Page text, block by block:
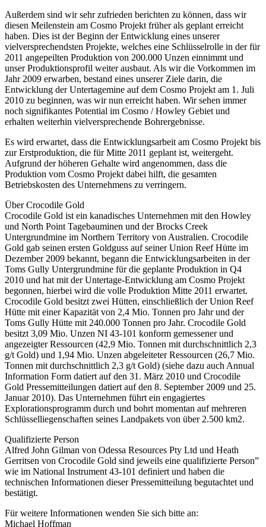
Außerdem sind wir sehr zufrieden berichten zu können, dass wir
diesen Meilenstein am Cosmo Projekt früher als geplant erreicht
haben. Dies ist der Beginn der Entwicklung eines unserer
vielversprechendsten Projekte, welches eine Schlüsselrolle in der für
2011 angepeilten Produktion von 200.000 Unzen einnimmt und
unser Produktionsprofil weiter ausbaut. Als wir die Vorkommen im
Jahr 2009 erwarben, bestand eines unserer Ziele darin, die
Entwicklung der Untertagemine auf dem Cosmo Projekt am 1. Juli
2010 zu beginnen, was wir nun erreicht haben. Wir sehen immer
noch signifikantes Potential im Cosmo / Howley Gebiet und
erhalten weiterhin vielversprechende Bohrergebnisse.
Es wird erwartet, dass die Entwicklungsarbeit am Cosmo Projekt bis
zur Erstproduktion, die für Mitte 2011 geplant ist, weitergeht.
Aufgrund der höheren Gehalte wird angenommen, dass die
Produktion vom Cosmo Projekt dabei hilft, die gesamten
Betriebskosten des Unternehmens zu verringern.
Über Crocodile Gold
Crocodile Gold ist ein kanadisches Unternehmen mit den Howley
und North Point Tagebauminen und der Brocks Creek
Untergrundmine im Northern Territory von Australien. Crocodile
Gold gab seinen ersten Goldguss auf seiner Union Reef Hütte im
Dezember 2009 bekannt, begann die Entwicklungsarbeiten in der
Toms Gully Untergrundmine für die geplante Produktion in Q4
2010 und hat mit der Untertage-Entwicklung am Cosmo Projekt
begonnen, hierbei wird die volle Produktion Mitte 2011 erwartet.
Crocodile Gold besitzt zwei Hütten, einschließlich der Union Reef
Hütte mit einer Kapazität von 2,4 Mio. Tonnen pro Jahr und der
Toms Gully Hütte mit 240.000 Tonnen pro Jahr. Crocodile Gold
besitzt 3,09 Mio. Unzen NI 43-101 konform gemessener und
angezeigter Ressourcen (42,9 Mio. Tonnen mit durchschnittlich 2,3
g/t Gold) und 1,94 Mio. Unzen abgeleiteter Ressourcen (26,7 Mio.
Tonnen mit durchschnittlich 2,3 g/t Gold) (siehe dazu auch Annual
Information Form datiert auf den 31. März 2010 und Crocodile
Gold Pressemitteilungen datiert auf den 8. September 2009 und 25.
Januar 2010). Das Unternehmen führt ein engagiertes
Explorationsprogramm durch und bohrt momentan auf mehreren
Schlüsselliegenschaften seines Landpakets von über 2.500 km2.
Qualifizierte Person
Alfred John Gilman von Odessa Resources Pty Ltd und Heath
Gerritsen von Crocodile Gold sind jeweils eine qualifizierte Person”
wie im National Instrument 43-101 definiert und haben die
technischen Informationen dieser Pressemitteilung begutachtet und
bestätigt.
Für weitere Informationen wenden Sie sich bitte an:
Michael Hoffman